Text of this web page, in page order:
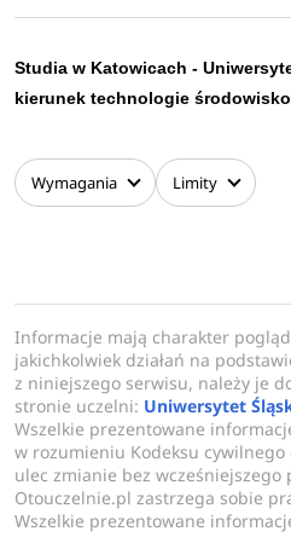
kreowania własnej przyszłości.
różnego rodzaju formy
kraju i zagranicy,
komputerów),
badawczych w ramach
nauczyciel),
działania podnoszące
własnej kariery
świadomy wybór zajęć,
specjalności, wykładów
organizację zajęć w
finansowanych z
Studia w Katowicach -
kierunek technologie
Wymagania Limity
Informacje mają charakter
jakichkolwiek działań na
z niniejszego serwisu, należy je
stronie uczelni: Uniwersytet
Wszelkie prezentowane
w rozumieniu Kodeksu cywilnego
ulec zmianie bez wcześniejszego
Otouczelnie.pl zastrzega sobie
Wszelkie prezentowane